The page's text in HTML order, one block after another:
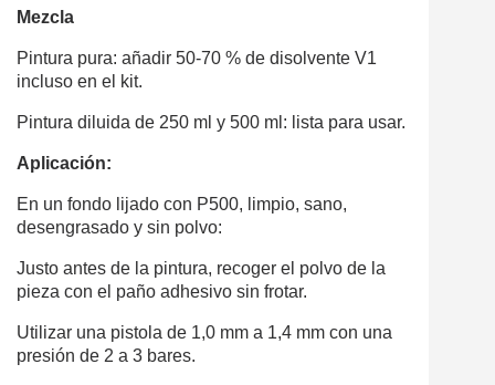
Mezcla
Pintura pura: añadir 50-70 % de disolvente V1
incluso en el kit.
Pintura diluida de 250 ml y 500 ml: lista para usar.
Aplicación:
En un fondo lijado con P500, limpio, sano,
desengrasado y sin polvo:
Justo antes de la pintura, recoger el polvo de la
pieza con el paño adhesivo sin frotar.
Utilizar una pistola de 1,0 mm a 1,4 mm con una
presión de 2 a 3 bares.